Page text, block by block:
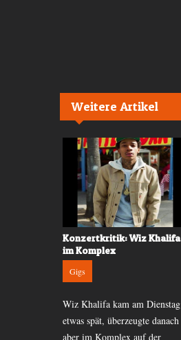
Weitere Artikel
Konzertkritik: Wiz Khalifa
im Komplex
Gigs
Wiz Khalifa kam am Dienstag
etwas spät, überzeugte danach
aber im Komplex auf der